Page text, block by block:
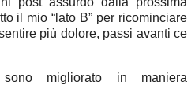
il mio “lato B” per ricominciare
più dolore, passi avanti ce
sono migliorato in maniera